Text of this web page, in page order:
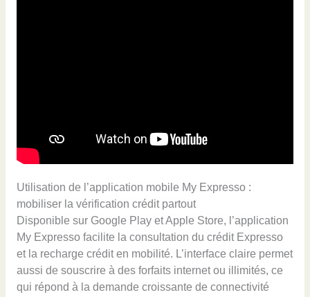
Utilisation de l’application mobile My Expresso :
mobiliser la vérification crédit partout
Disponible sur Google Play et Apple Store, l’application
My Expresso facilite la consultation du crédit Expresso
et la recharge crédit en mobilité. L’interface claire permet
aussi de souscrire à des forfaits internet ou illimités, ce
qui répond à la demande croissante de connectivité